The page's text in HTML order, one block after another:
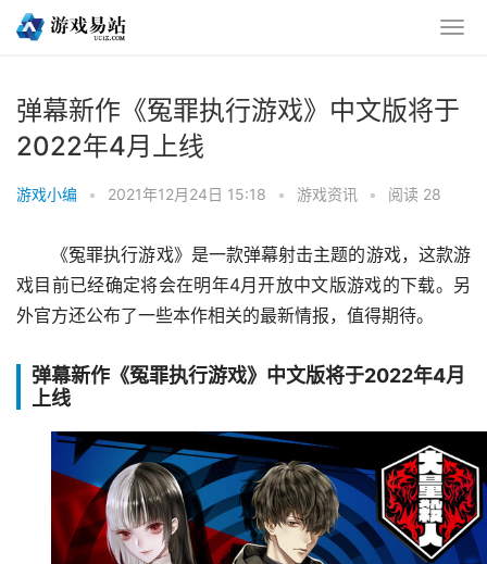
弹幕新作《冤罪执行游戏》中文版将于
2022年4月上线
游戏小编 • 2021年12月24日 15:18 • 游戏资讯 • 阅读 28
《冤罪执行游戏》是一款弹幕射击主题的游戏，这款游
戏目前已经确定将会在明年4月开放中文版游戏的下载。另
外官方还公布了一些本作相关的最新情报，值得期待。
弹幕新作《冤罪执行游戏》中文版将于2022年4月
上线